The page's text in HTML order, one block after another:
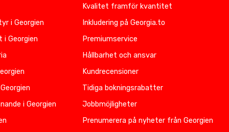
i Georgien
i Georgien
i Georgien
Kvalitet framför kvantitet
Inkludering på Georgia.to
Premiumservice
Hållbarhet och ansvar
Kundrecensioner
Tidiga bokningsrabatter
Jobbmöjligheter
Prenumerera på nyheter från Georgien